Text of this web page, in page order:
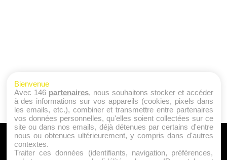
A PROPOS
Qui sommes nous ?
Bienvenue
Avec 146 partenaires, nous souhaitons stocker et accéder
à des informations sur vos appareils (cookies, pixels dans
les emails, etc.), combiner et transmettre entre partenaires
vos données personnelles, qu'elles soient collectées sur ce
site ou dans nos emails, déjà détenues par certains d'entre
nous ou obtenues ultérieurement, y compris dans d'autres
contextes.
Traiter ces données (identifiants, navigation, préférences,